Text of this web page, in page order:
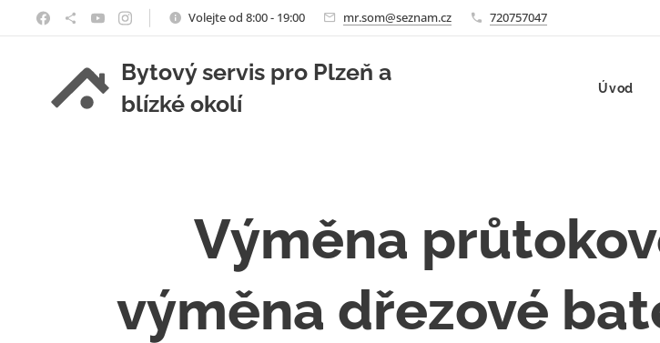
Volejte od 8:00 - 19:00 mr.som@seznam.cz 720757047
Bytový servis pro Plzeň a
blízké okolí
Úvod
Výměna
výměna dřezové